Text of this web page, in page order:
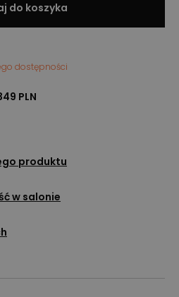
do koszyka
dostępności
PLN
produktu
w salonie